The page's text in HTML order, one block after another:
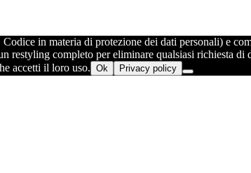
in materia di protezione dei dati personali) e
restyling completo per eliminare qualsiasi richiesta
accetti il loro uso. Ok Privacy policy